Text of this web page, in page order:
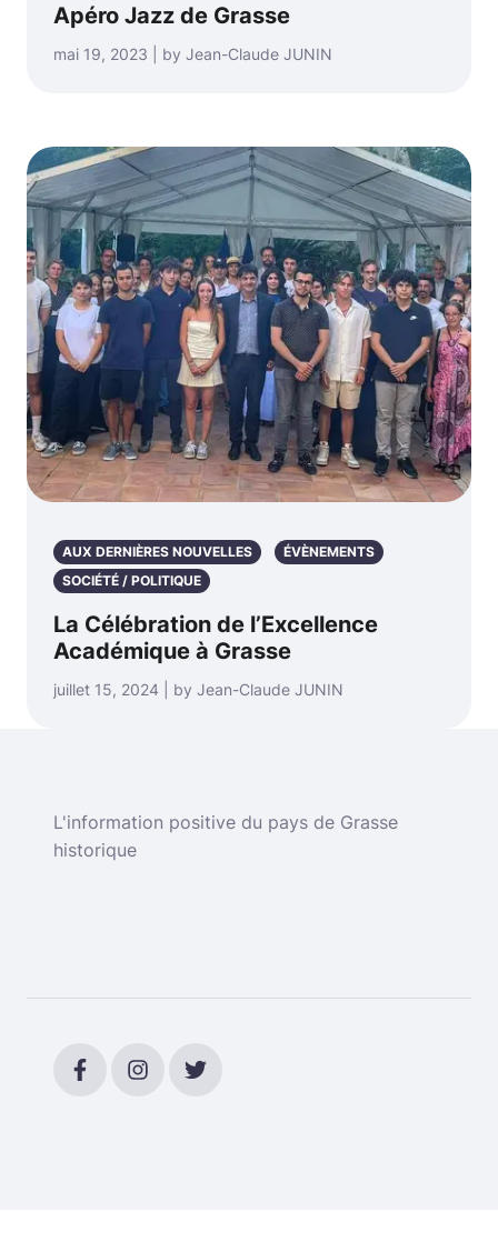
Apéro Jazz de Grasse
mai 19, 2023 | by Jean-Claude JUNIN
AUX DERNIÈRES NOUVELLES
ÉVÈNEMENTS
SOCIÉTÉ / POLITIQUE
La Célébration de l’Excellence
Académique à Grasse
juillet 15, 2024 | by Jean-Claude JUNIN
L'information positive du pays de Grasse
historique